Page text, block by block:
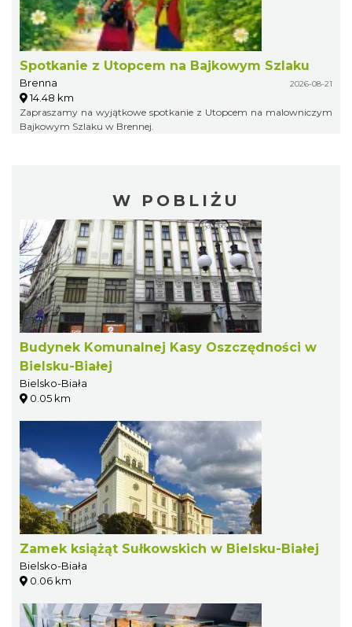
Spotkanie z Utopcem na Bajkowym Szlaku
Brenna 2026-08-21
14.48 km
Zapraszamy na wyjątkowe spotkanie z Utopcem na malowniczym
Bajkowym Szlaku w Brennej.
W POBLIŻU
Budynek Komunalnej Kasy Oszczędności w
Bielsku-Białej
Bielsko-Biała
0.05 km
Zamek książąt Sułkowskich w Bielsku-Białej
Bielsko-Biała
0.06 km